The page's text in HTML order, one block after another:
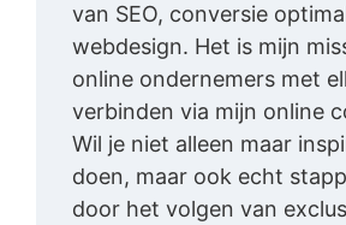
van SEO, conversie
webdesign. Het is mijn
online ondernemers met
verbinden via mijn online
Wil je niet alleen maar
doen, maar ook echt
door het volgen van